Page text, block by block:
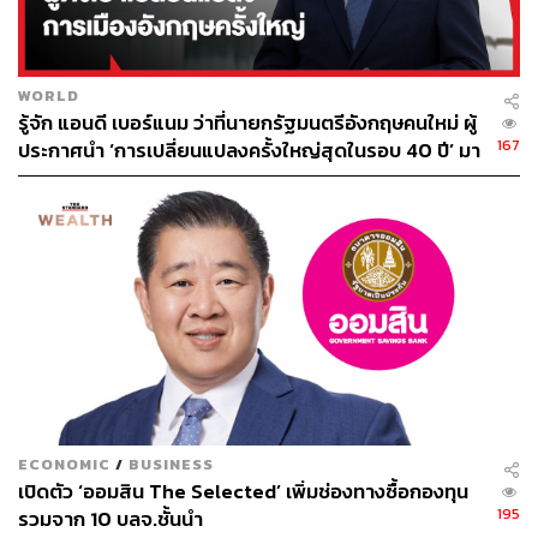
WORLD
รู้จัก แอนดี เบอร์แนม ว่าที่นายกรัฐมนตรีอังกฤษคนใหม่ ผู้
ประกาศนำ ‘การเปลี่ยนแปลงครั้งใหญ่สุดในรอบ 40 ปี’ มา
สู่การเมืองอังกฤษ
167
ECONOMIC / BUSINESS
เปิดตัว ‘ออมสิน The Selected’ เพิ่มช่องทางซื้อกองทุน
รวมจาก 10 บลจ.ชั้นนำ
195